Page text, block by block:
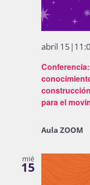
para el
abril
Aula ZOOM
mié
15